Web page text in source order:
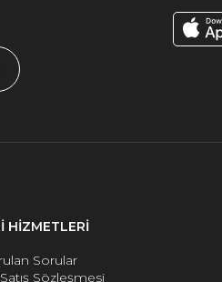
HİZMETLERİ
Sorular
Sözleşmesi